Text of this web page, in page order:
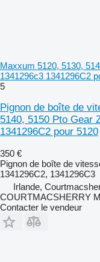
Maxxum 5120, 5130,
1341296c3 1341296C2
5
Pignon de boîte de
5140, 5150 Pto Gear
1341296C2 pour 5120
350 €
Pignon de boîte de
1341296C2, 1341296C3
Irlande,
COURTMACSHERRY
Contacter le vendeur